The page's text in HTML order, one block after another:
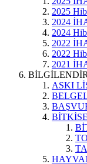
2025
2024
2024
2022
2022
2021
ASKI